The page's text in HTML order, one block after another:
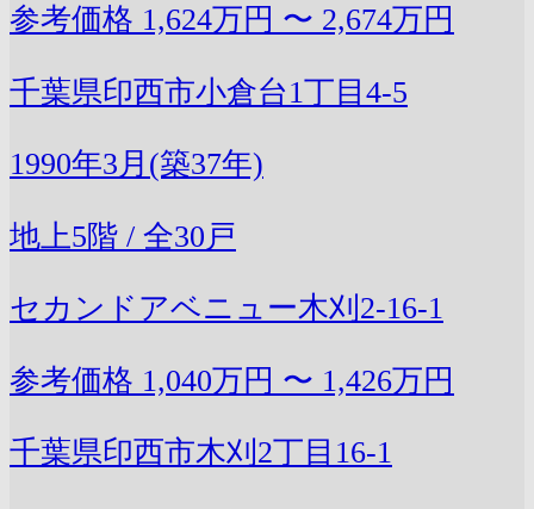
参考価格 1,624万円 〜 2,674万円
千葉県印西市小倉台1丁目4-5
1990年3月(築37年)
地上5階 / 全30戸
セカンドアベニュー木刈2-16-1
参考価格 1,040万円 〜 1,426万円
千葉県印西市木刈2丁目16-1